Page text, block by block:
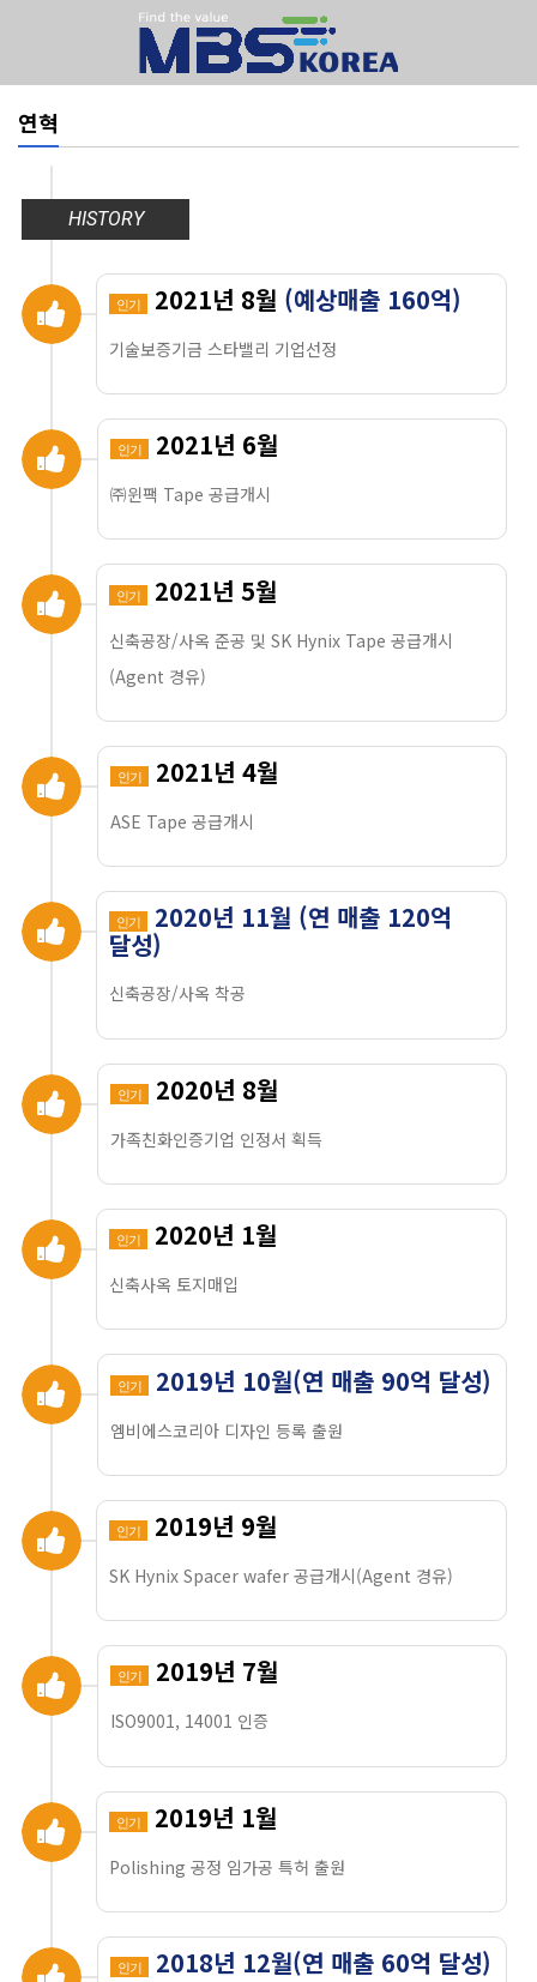
연혁
HISTORY
인기 2021년 8월 (예상매출 160억)
기술보증기금 스타밸리 기업선정
인기 2021년 6월
㈜윈팩 Tape 공급개시
인기 2021년 5월
신축공장/사옥 준공 및 SK Hynix Tape 공급개시
(Agent 경유)
인기 2021년 4월
ASE Tape 공급개시
인기 2020년 11월 (연 매출 120억
달성)
신축공장/사옥 착공
인기 2020년 8월
가족친화인증기업 인정서 획득
인기 2020년 1월
신축사옥 토지매입
인기 2019년 10월(연 매출 90억 달성)
엠비에스코리아 디자인 등록 출원
인기 2019년 9월
SK Hynix Spacer wafer 공급개시(Agent 경유)
인기 2019년 7월
ISO9001, 14001 인증
인기 2019년 1월
Polishing 공정 임가공 특허 출원
인기 2018년 12월(연 매출 60억 달성)